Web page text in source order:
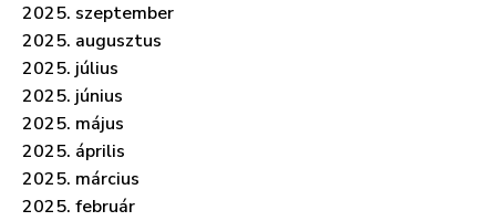
2025. szeptember
2025. augusztus
2025. július
2025. június
2025. május
2025. április
2025. március
2025. február